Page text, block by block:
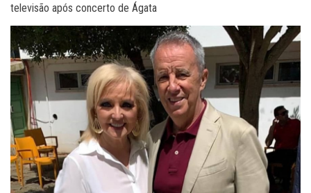
televisão após concerto de Ágata